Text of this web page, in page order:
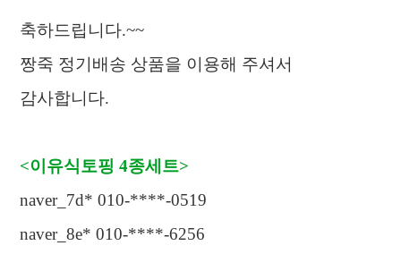
축하드립니다.~~
짱죽 정기배송 상품을 이용해 주셔서
감사합니다.
<이유식토핑4종세트>
naver_7d* 010-****-0519
naver_8e* 010-****-6256